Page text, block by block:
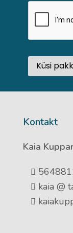
Kontakt
Kaia
kaia @